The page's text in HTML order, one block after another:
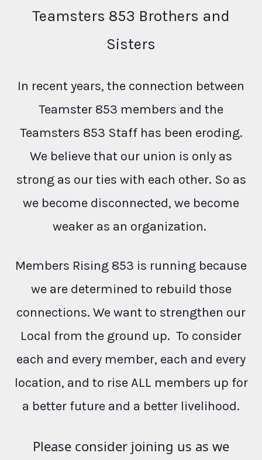
Teamsters 853 Brothers and
Sisters
In recent years, the connection between
Teamster 853 members and the
Teamsters 853 Staff has been eroding.
We believe that our union is only as
strong as our ties with each other. So as
we become disconnected, we become
weaker as an organization.
Members Rising 853 is running because
we are determined to rebuild those
connections. We want to strengthen our
Local from the ground up. To consider
each and every member, each and every
location, and to rise ALL members up for
a better future and a better livelihood.
Please consider joining us as we